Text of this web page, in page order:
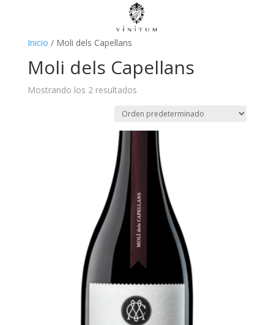
Inicio / Moli dels Capellans
Moli dels Capellans
Mostrando los 2 resultados